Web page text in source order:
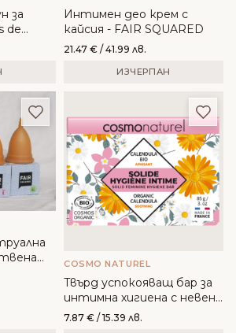
за
de
Интимен део крем с
кайсия - FAIR SQUARED
21.47 € / 41.99 лв.
ИЗЧЕРПАН
Добави в любими
COSMO NATUREL
Твърд успокояващ бар за
интимна хигиена с невен -
COSMO NATUREL
7.87 € / 15.39 лв.